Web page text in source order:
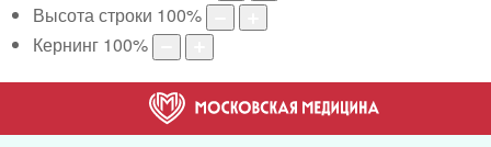
Высота строки 100%
Кернинг 100%